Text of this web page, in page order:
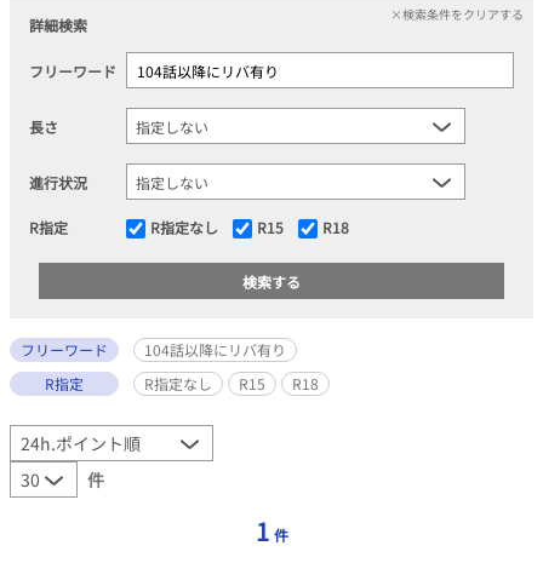
詳細検索
×検索条件をクリアする
フリーワード
長さ
進行状況
R指定 R指定なし R15 R18
フリーワード
104話以降にリバ有り
R指定
R指定なし R15 R18
件
1 件